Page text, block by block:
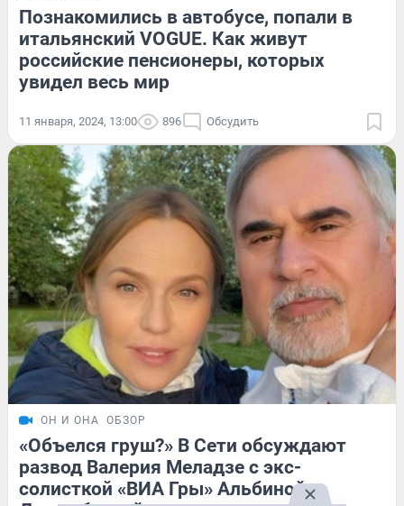
Познакомились в автобусе, попали в
итальянский VOGUE. Как живут
российские пенсионеры, которых
увидел весь мир
11 января, 2024, 13:00 896 Обсудить
ОН И ОНА ОБЗОР
«Объелся груш?» В Сети обсуждают
развод Валерия Меладзе с экс-
солисткой «ВИА Гры» Альбиной